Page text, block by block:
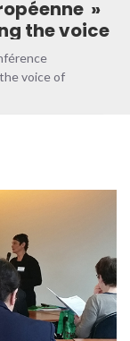
»
the voice
voice of